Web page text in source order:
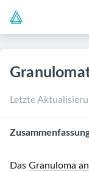
Letzte
Das Granuloma